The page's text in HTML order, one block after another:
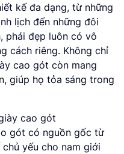
kế đa dạng, từ những
lịch đến những đôi
phái đẹp luôn có vô
cách riêng. Không chỉ
cao gót còn mang
giúp họ tỏa sáng trong
cao gót
gót có nguồn gốc từ
yếu cho nam giới